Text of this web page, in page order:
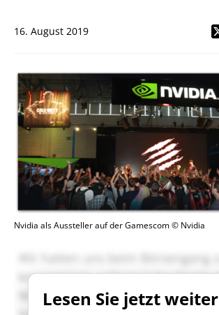
16. August 2019
Nvidia als Aussteller auf der Gamescom © Nvidia
Lesen Sie jetzt weiter